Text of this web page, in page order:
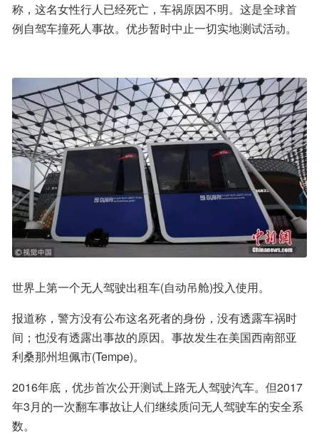
称，这名女性行人已经死亡，车祸原因不明。这是全球首
例自驾车撞死人事故。优步暂时中止一切实地测试活动。
世界上第一个无人驾驶出租车(自动吊舱)投入使用。
报道称，警方没有公布这名死者的身份，没有透露车祸时
间；也没有透露出事故的原因。事故发生在美国西南部亚
利桑那州坦佩市(Tempe)。
2016年底，优步首次公开测试上路无人驾驶汽车。但2017
年3月的一次翻车事故让人们继续质问无人驾驶车的安全系
数。